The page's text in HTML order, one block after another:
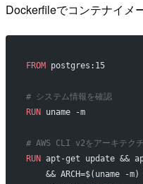
Dockerfileでコンテナイメ
FROM postgres:15
# システム情報を確認
RUN uname -m
# AWS CLI v2をアーキテク
RUN apt-get update &&
&& ARCH=$(uname -m)